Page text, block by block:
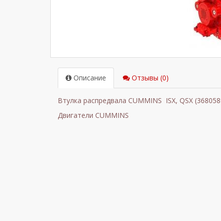
Описание Отзывы (0)
Втулка распредвала CUMMINS ISX, QSX
Двигатели CUMMINS